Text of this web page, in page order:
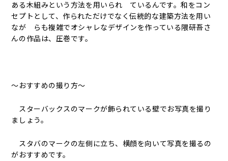
ある木組みという方法を用いられ ているんです。和をコン
セプトとして、作られただけでなく伝統的な建築方法を用い
なが らも複雑でオシャレなデザインを作っている隈研吾さ
んの作品は、圧巻です。
～おすすめの撮り方～
スターバックスのマークが飾られている壁でお写真を撮り
ましょう。
スタバのマークの左側に立ち、横顔を向いて写真を撮るの
がおすすめです。